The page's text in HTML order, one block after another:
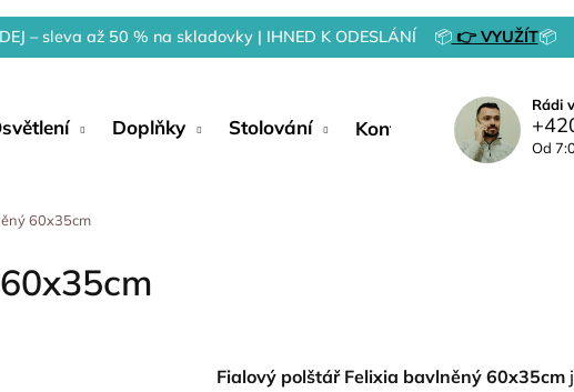
– sleva až 50 % na skladovky | IHNED K ODESLÁNÍ 📦👉 VYUŽÍT📦
Doplňky Stolování Kontakty
Rádi
Od
60x35cm
Fialový polštář Felixia bavlněný 60x35cm